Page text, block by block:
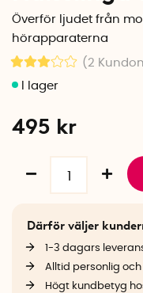
Överför ljudet från
hörapparaterna
(2
495 kr
Därför väljer
1-3 dagars
Alltid personlig
Högt kundbetyg